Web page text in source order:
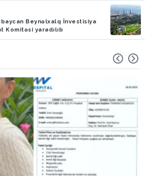
Beynəlxalq İnvestisiya
Komitəsi yaradılıb